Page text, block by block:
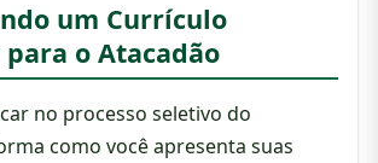
um Currículo
o Atacadão
no processo seletivo do
como você apresenta suas